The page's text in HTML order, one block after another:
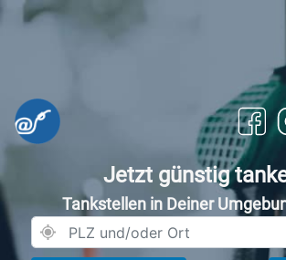
Jetzt günstig
Tankstellen in Deiner